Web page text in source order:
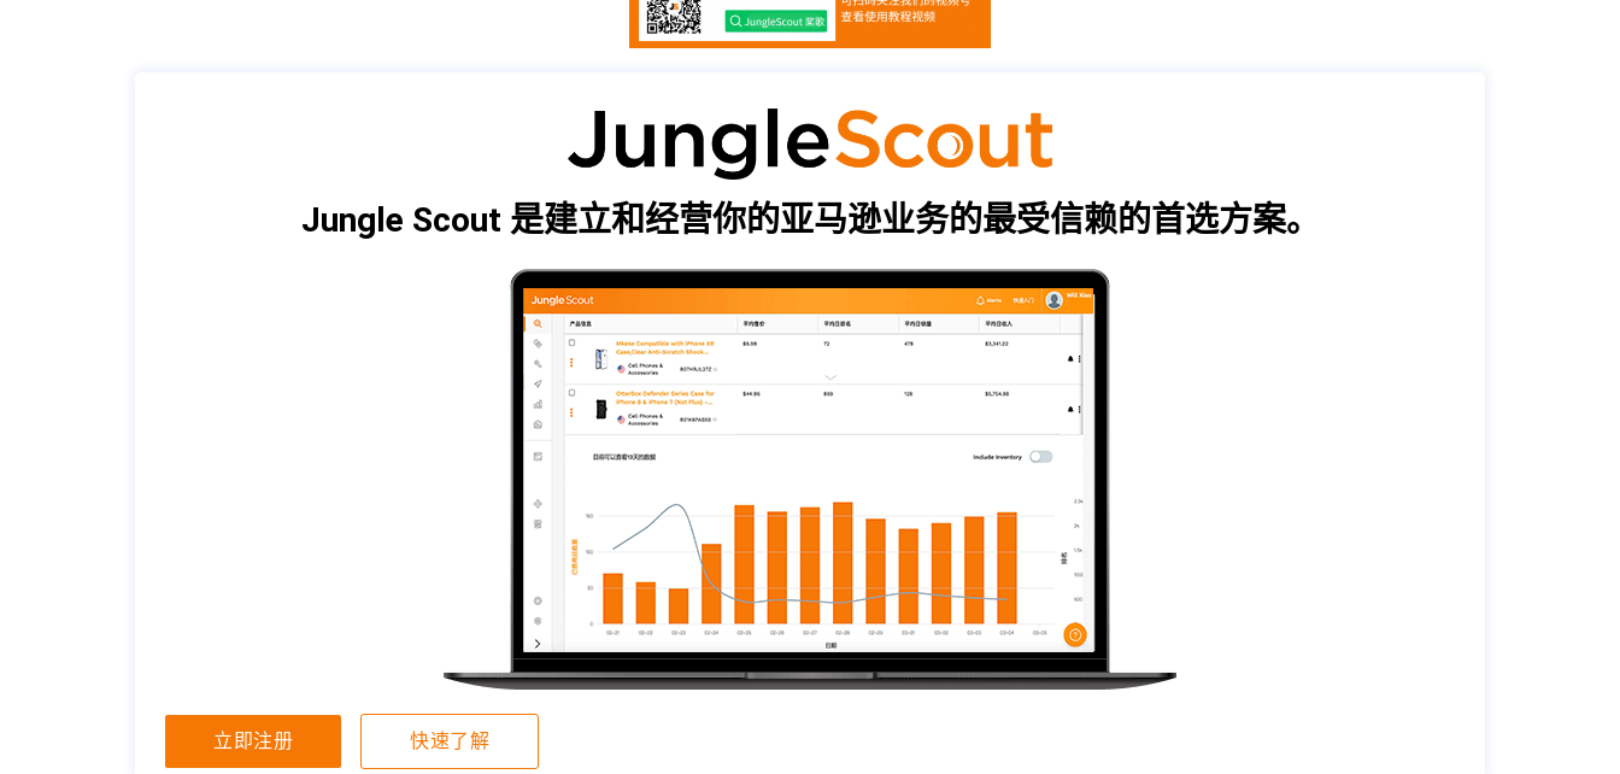
Jungle Scout 是建立和经营你的亚马逊业务的最受信赖的首选方案。
立即注册 快速了解